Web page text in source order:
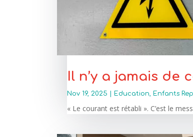
Il n’y a jamais
Nov 19, 2025 Education, Enfants
« Le courant est rétabli ». C’est le